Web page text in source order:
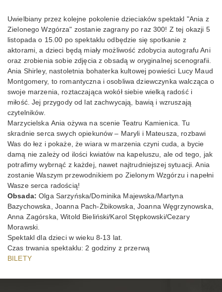
Uwielbiany przez kolejne pokolenie dzieciaków spektakl "Ania z
Zielonego Wzgórza" zostanie zagrany po raz 300! Z tej okazji 5
listopada o 15.00 po spektaklu odbędzie się spotkanie z
aktorami, a dzieci będą miały możliwość zdobycia autografu Ani
oraz zrobienia sobie zdjęcia z obsadą w oryginalnej scenografii.
Ania Shirley, nastoletnia bohaterka kultowej powieści Lucy Maud
Montgomery, to romantyczna i osobliwa dziewczynka walcząca o
swoje marzenia, roztaczająca wokół siebie wielką radość i
miłość. Jej przygody od lat zachwycają, bawią i wzruszają
czytelników.
Marzycielska Ania ożywa na scenie Teatru Kamienica. Tu
skradnie serca swych opiekunów – Maryli i Mateusza, rozbawi
Was do łez i pokaże, że wiara w marzenia czyni cuda, a bycie
damą nie zależy od ilości kwiatów na kapeluszu, ale od tego, jak
potrafimy wybrnąć z każdej, nawet najtrudniejszej sytuacji. Ania
zostanie Waszym przewodnikiem po Zielonym Wzgórzu i napełni
Wasze serca radością!
Obsada: Olga Sarzyńska/Dominika Majewska/Martyna
Bazychowska, Joanna Pach-Żbikowska, Joanna Węgrzynowska,
Anna Zagórska, Witold Bieliński/Karol Stępkowski/Cezary
Morawski.
Spektakl dla dzieci w wieku 8-13 lat.
Czas trwania spektaklu: 2 godziny z przerwą
BILETY